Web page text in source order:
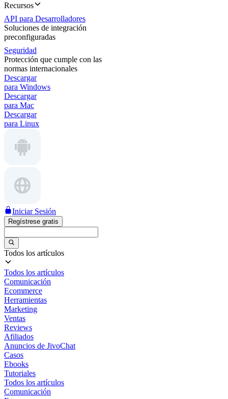
Recursos
API para Desarrolladores
Soluciones de integración
preconfiguradas
Seguridad
Protección que cumple con las
normas internacionales
Descargar
para Windows
Descargar
para Mac
Descargar
para Linux
Iniciar Sesión
Regístrese gratis
Todos los artículos
Todos los artículos
Comunicación
Ecommerce
Herramientas
Marketing
Ventas
Reviews
Afiliados
Anuncios de JivoChat
Casos
Ebooks
Tutoriales
Todos los artículos
Comunicación